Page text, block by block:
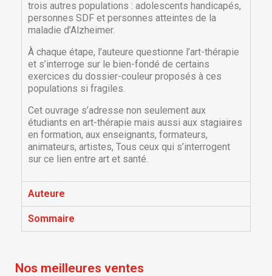
Ajouter à ma liste d'envies ×
add_circle_outline Créer une nouvelle liste
Créer une liste d'envies
Nom de la liste d'envies
Connexion
Vous devez être connecté pour ajouter des produits
à votre liste d'envies.
trois autres populations : adolescents handicapés,
personnes SDF et personnes atteintes de la
maladie d’Alzheimer.
À chaque étape, l’auteure questionne l’art-thérapie
et s’interroge sur le bien-fondé de certains
exercices du dossier-couleur proposés à ces
populations si fragiles.
Cet ouvrage s’adresse non seulement aux
étudiants en art-thérapie mais aussi aux stagiaires
en formation, aux enseignants, formateurs,
animateurs, artistes, Tous ceux qui s’interrogent
sur ce lien entre art et santé.
Auteure
Sommaire
Nos meilleures ventes